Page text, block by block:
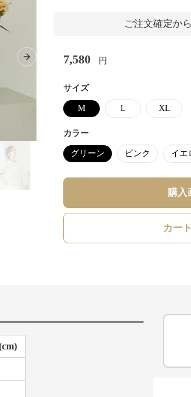
Next slide
ご注文確定か
7,580 円
サイズ
M L XL
カラー
グリーン ピンク イエ
購入
カー